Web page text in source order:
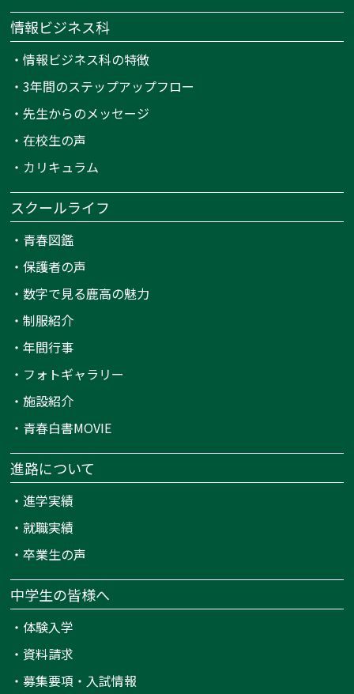
情報ビジネス科
・情報ビジネス科の特徴
・3年間のステップアップフロー
・先生からのメッセージ
・在校生の声
・ カリキュラム
スクールライフ
・ 青春図鑑
・保護者の声
・数字で見る鹿高の魅力
・制服紹介
・年間行事
・ フォトギャラリー
・施設紹介
・ 青春白書MOVIE
進路について
・進学実績
・就職実績
・卒業生の声
中学生の皆様へ
・ 体験入学
・ 資料請求
・募集要項・入試情報